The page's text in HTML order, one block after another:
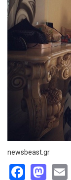
newsbeast.gr